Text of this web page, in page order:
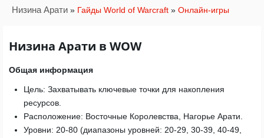
Низина Арати » Гайды World of Warcraft » Онлайн-игры
Низина Арати в WOW
Общая информация
Цель: Захватывать ключевые точки для накопления
ресурсов.
Расположение: Восточные Королевства, Нагорье Арати.
Уровни: 20-80 (диапазоны уровней: 20-29, 30-39, 40-49,